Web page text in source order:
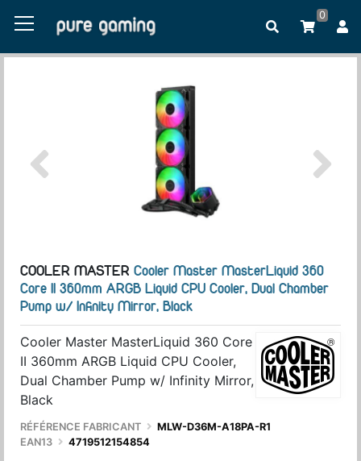
0
COOLER MASTER Cooler Master MasterLiquid 360
Core II 360mm ARGB Liquid CPU Cooler, Dual Chamber
Pump w/ Infinity Mirror, Black
Cooler Master MasterLiquid 360 Core
II 360mm ARGB Liquid CPU Cooler,
Dual Chamber Pump w/ Infinity Mirror,
Black
RÉFÉRENCE FABRICANT
MLW-D36M-A18PA-R1
EAN13
4719512154854